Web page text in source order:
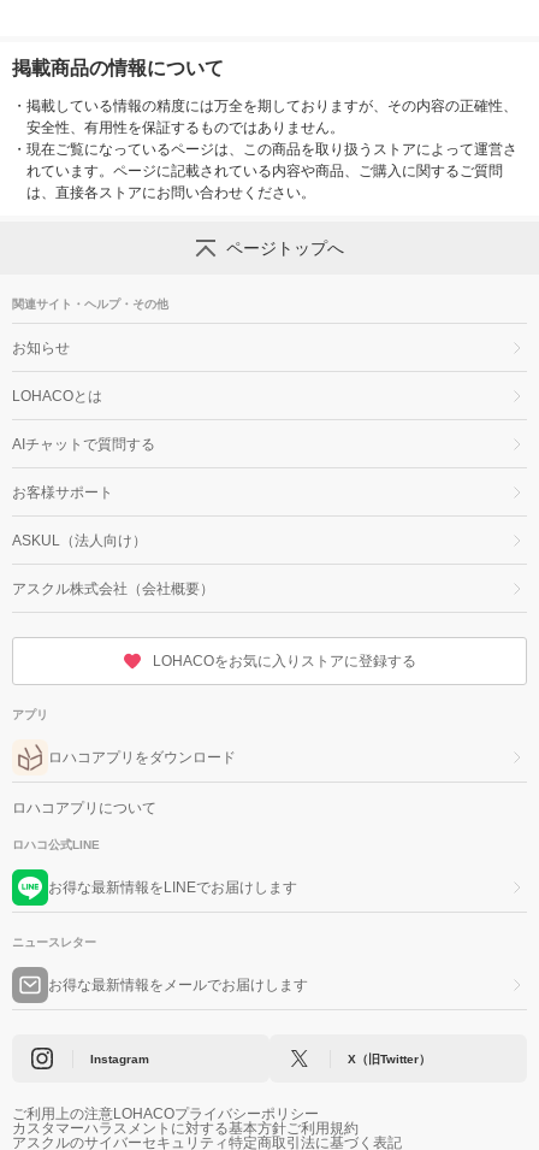
掲載商品の情報について
・ 掲載している情報の精度には万全を期しておりますが、その内容の正確性、
安全性、有用性を保証するものではありません。
・ 現在ご覧になっているページは、この商品を取り扱うストアによって運営さ
れています。ページに記載されている内容や商品、ご購入に関するご質問
は、直接各ストアにお問い合わせください。
ページトップへ
関連サイト・ヘルプ・その他
お知らせ
LOHACOとは
AIチャットで質問する
お客様サポート
ASKUL（法人向け）
アスクル株式会社（会社概要）
LOHACOをお気に入りストアに登録する
アプリ
ロハコアプリをダウンロード
ロハコアプリについて
ロハコ公式LINE
お得な最新情報をLINEでお届けします
ニュースレター
お得な最新情報をメールでお届けします
Instagram X（旧Twitter）
ご利用上の注意LOHACOプライバシーポリシー
カスタマーハラスメントに対する基本方針ご利用規約
アスクルのサイバーセキュリティ特定商取引法に基づく表記